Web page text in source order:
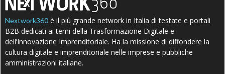
Nextwork360 è il più grande network in Italia di testate e portali
B2B dedicati ai temi della Trasformazione Digitale e
dell’Innovazione Imprenditoriale. Ha la missione di diffondere la
cultura digitale e imprenditoriale nelle imprese e pubbliche
amministrazioni italiane.